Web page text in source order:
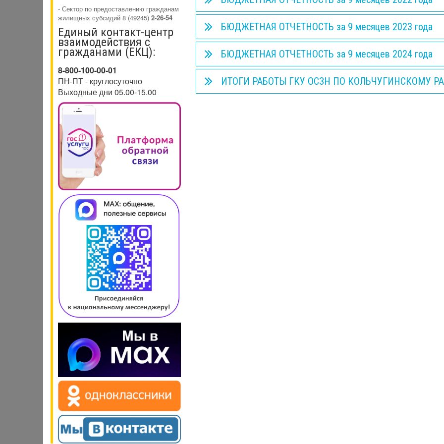
- Сектор по предоставлению гражданам
жилищных субсидий 8 (49245) 2-26-54
Единый контакт-центр
взаимодействия с
гражданами (ЕКЦ):
8-800-100-00-01
ПН-ПТ - круглосуточно
Выходные дни 05.00-15.00
БЮДЖЕТНАЯ ОТЧЕТНОСТЬ за 9 месяцев 2023 года
БЮДЖЕТНАЯ ОТЧЕТНОСТЬ за 9 месяцев 2024 года
ИТОГИ РАБОТЫ ГКУ ОСЗН ПО КОЛЬЧУГИНСКОМУ